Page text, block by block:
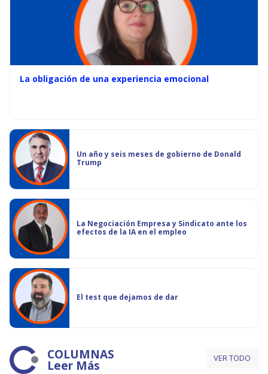
La obligación de una experiencia emocional
Un año y seis meses de gobierno de Donald
Trump
La Negociación Empresa y Sindicato ante los
efectos de la IA en el empleo
El test que dejamos de dar
COLUMNAS
Leer Más VER TODO